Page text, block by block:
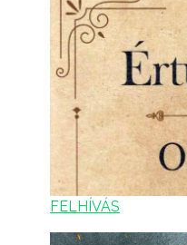
FELHÍVÁS